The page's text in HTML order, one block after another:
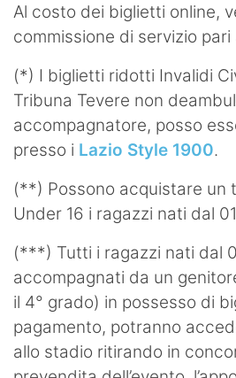
Al costo dei biglietti online,
commissione di servizio pari
(*) I biglietti ridotti Invalidi
Tribuna Tevere non
accompagnatore, posso
presso i Lazio Style 1900.
(**) Possono acquistare un
Under 16 i ragazzi nati dal
(***) Tutti i ragazzi nati dal
accompagnati da un
il 4° grado) in possesso di
pagamento, potranno
allo stadio ritirando in